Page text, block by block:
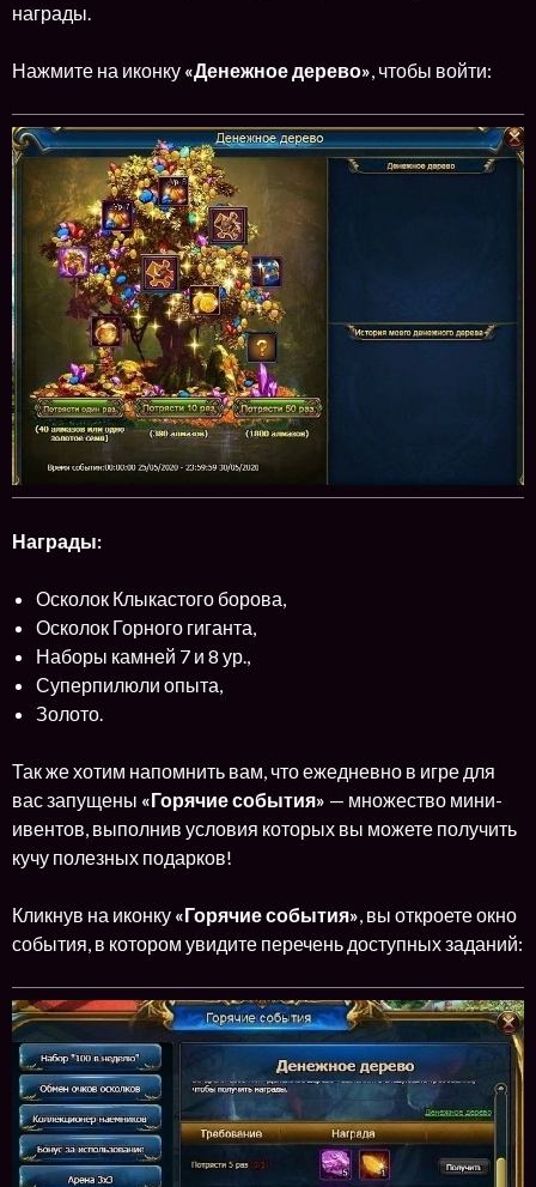
награды.
Нажмите на иконку «Денежное дерево», чтобы войти:
Награды:
Осколок Клыкастого борова,
Осколок Горного гиганта,
Наборы камней 7 и 8 ур.,
Суперпилюли опыта,
Золото.
Так же хотим напомнить вам, что ежедневно в игре для
вас запущены «Горячие события» — множество мини-
ивентов, выполнив условия которых вы можете получить
кучу полезных подарков!
Кликнув на иконку «Горячие события», вы откроете окно
события, в котором увидите перечень доступных заданий: